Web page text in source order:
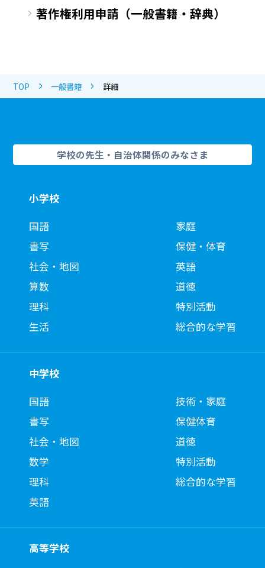
著作権利用申請（一般書籍・辞典）
TOP 一般書籍 詳細
学校の先生・自治体関係のみなさま
小学校
国語
書写
社会・地図
算数
理科
生活
家庭
保健・体育
英語
道徳
特別活動
総合的な学習
中学校
国語
書写
社会・地図
数学
理科
英語
技術・家庭
保健体育
道徳
特別活動
総合的な学習
高等学校